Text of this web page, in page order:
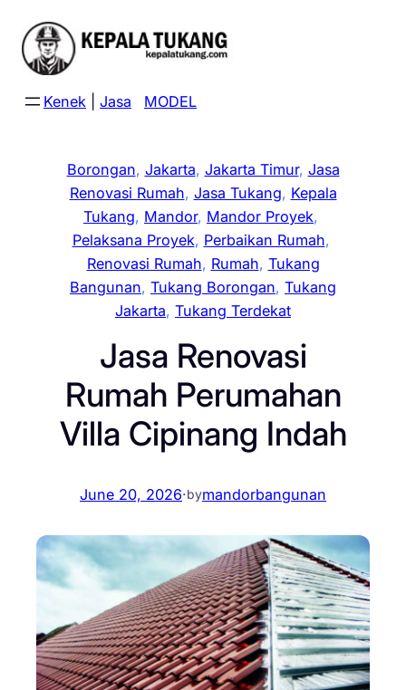
content
Kenek Jasa MODEL
Borongan, Jakarta, Jakarta Timur, Jasa
Renovasi Rumah, Jasa Tukang, Kepala
Tukang, Mandor, Mandor Proyek
Pelaksana Proyek, Perbaikan Rumah
Renovasi Rumah, Rumah, Tukang
Bangunan, Tukang Borongan, Tukang
Jakarta, Tukang Terdekat
Jasa Renovasi
Rumah Perumahan
Villa Cipinang Indah
June 20, 2026·bymandorbangunan